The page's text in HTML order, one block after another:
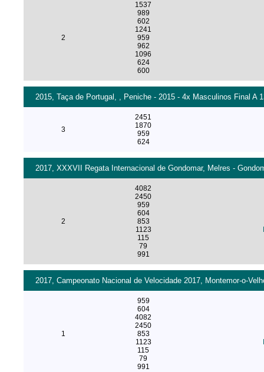
2
1537
989
602
1241
959
962
1096
624
600
2015, Taça de Portugal, , Peniche - 2015 - 4x Masculinos Final A
3
2451
1870
959
624
2017, XXXVII Regata Internacional de Gondomar, Melres -
2
4082
2450
959
604
853
1123
115
79
991
2017, Campeonato Nacional de Velocidade 2017, Montemor-o-
1
959
604
4082
2450
853
1123
115
79
991